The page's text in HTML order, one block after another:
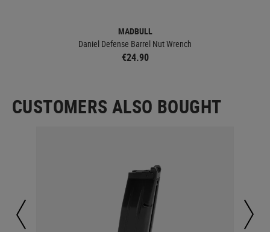
MADBULL
Daniel Defense Barrel Nut Wrench
€24.90
CUSTOMERS ALSO BOUGHT